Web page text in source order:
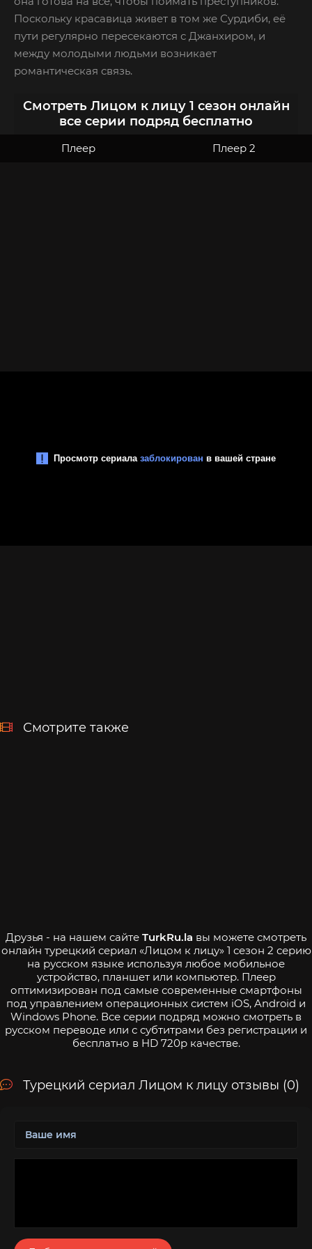
Поскольку красавица живет в том же Сурдиби, её
пути регулярно пересекаются с Джанхиром, и
между молодыми людьми возникает
романтическая связь.
Смотреть Лицом к лицу 1 сезон онлайн
все серии подряд бесплатно
Плеер Плеер 2
Смотрите также
Друзья - на нашем сайте TurkRu.la вы можете смотреть
онлайн турецкий сериал «Лицом к лицу» 1 сезон 2 серию
на русском языке используя любое мобильное
устройство, планшет или компьютер. Плеер
оптимизирован под самые современные смартфоны
под управлением операционных систем iOS, Android и
Windows Phone. Все серии подряд можно смотреть в
русском переводе или с субтитрами без регистрации и
бесплатно в HD 720p качестве.
Турецкий сериал Лицом к лицу отзывы (0)